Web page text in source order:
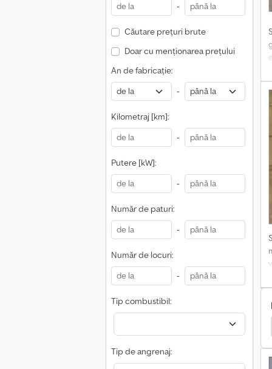
-
Căutare prețuri brute
Doar cu menționarea prețului
An de fabricație:
-
Kilometraj [km]:
-
Putere [kW]:
-
Număr de paturi:
-
Număr de locuri:
-
Tip combustibil:
Tip de angrenaj:
Ford Transit 350 Camioane